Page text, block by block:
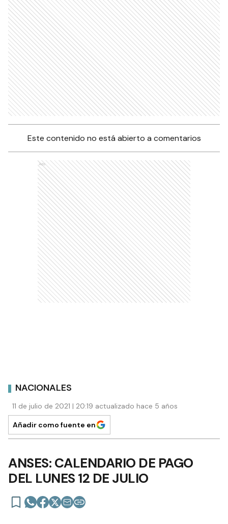
Este contenido no está abierto a comentarios
Ads
NACIONALES
11 de julio de 2021 | 20:19 actualizado hace 5 años
Añadir como fuente en
ANSES: CALENDARIO DE PAGO
DEL LUNES 12 DE JULIO